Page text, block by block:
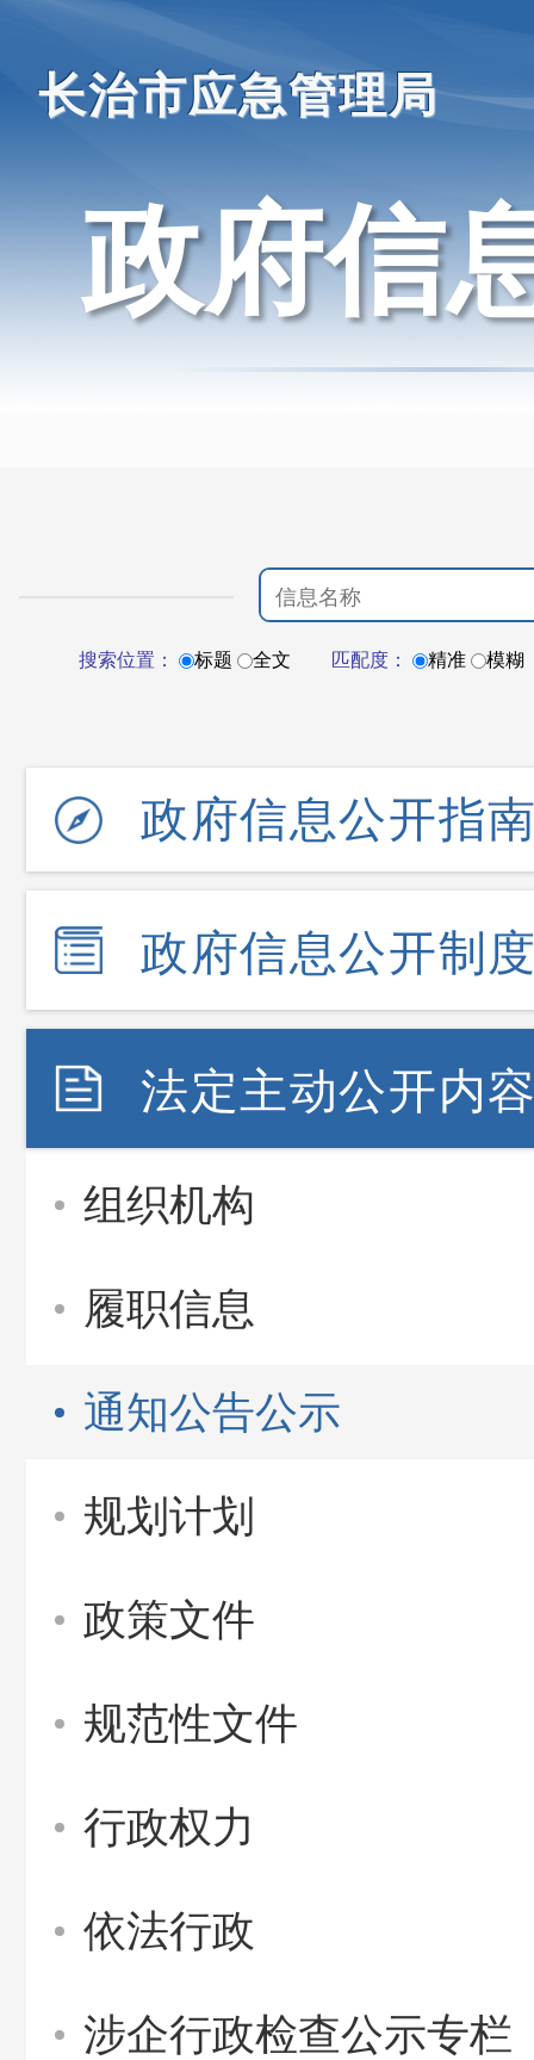
长治市应急管理局
政府信
搜索位置： 标题 全文 匹配度： 精准 模糊
政府信息公开指
政府信息公开制
法定主动公开内
组织机构
履职信息
通知公告公示
规划计划
政策文件
规范性文件
行政权力
依法行政
涉企行政检查公示专栏